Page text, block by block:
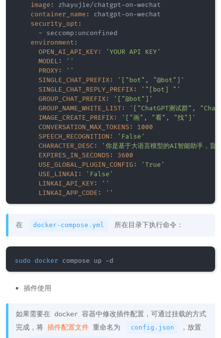
image : zhayujie/chatgpt-on-wechat
container_name : chatgpt-on-wechat
security_opt :
- seccomp : unconfined
environment :
OPEN_AI_API_KEY:
'YOUR API KEY'
MODEL :
''
PROXY:
''
SINGLE_CHAT_PREFIX:
'["bot", "@bot"]'
SINGLE_CHAT_REPLY_PREFIX:
'"[bot] "'
GROUP_CHAT_PREFIX:
'["@bot"]'
GROUP_NAME_WHITE_LIST:
'["ChatGPT测试群",
IMAGE_CREATE_PREFIX:
'["画", "看", "找"]'
CONVERSATION_MAX_TOKENS :
1000
SPEECH_RECOGNITION :
'False'
CHARACTER_DESC:
'你是基于大语言模型的AI智能助手，旨
EXPIRES_IN_SECONDS :
3600
USE_GLOBAL_PLUGIN_CONFIG:
'True'
USE_LINKAI :
'False'
LINKAI_API_KEY:
''
LINKAI_APP_CODE : ''
在 docker-compose.yml 所在目录下执行命令：
sudo docker
插件使用
如果需要在 docker 容器中修改插件配置，可通过挂载的方式
完成，将 插件配置文件 重命名为 config.json
，放置